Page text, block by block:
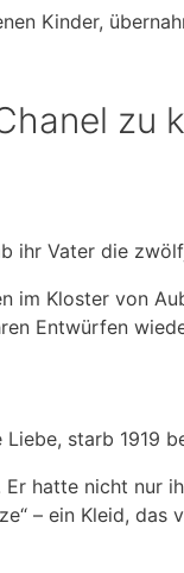
Kinder,
zu
ihr Vater die
im Kloster von
Entwürfen
starb 1919
hatte nicht nur
– ein Kleid,